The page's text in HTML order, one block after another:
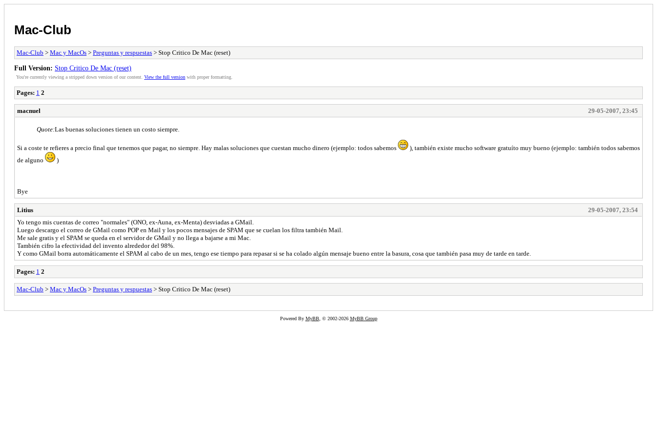
Mac-Club
Mac-Club > Mac y MacOs > Preguntas y respuestas > Stop Critico De Mac (reset)
Full Version: Stop Critico De Mac (reset)
You're currently viewing a stripped down version of our content. View the full version with proper formatting.
Pages: 1 2
macnuel 29-05-2007, 23:45
Quote:Las buenas soluciones tienen un costo siempre.
Si a coste te refieres a precio final que tenemos que pagar, no siempre. Hay malas soluciones que cuestan mucho dinero (ejemplo: todos sabemos
), también existe mucho software gratuíto muy bueno (ejemplo: también todos sabemos
de alguno
)
Bye
Litius
29-05-2007, 23:54
Yo tengo mis cuentas de correo "normales" (ONO, ex-Auna, ex-Menta) desviadas a GMail.
Luego descargo el correo de GMail como POP en Mail y los pocos mensajes de SPAM que se cuelan los filtra también Mail.
Me sale gratis y el SPAM se queda en el servidor de GMail y no llega a bajarse a mi Mac.
También cifro la efectividad del invento alrededor del 98%.
Y como GMail borra automáticamente el SPAM al cabo de un mes, tengo ese tiempo para repasar si se ha colado algún mensaje bueno entre la basura, cosa que también pasa muy de tarde en tarde.
Pages: 1 2
Mac-Club > Mac y MacOs > Preguntas y respuestas > Stop Critico De Mac (reset)
Powered By MyBB, © 2002-2026 MyBB Group